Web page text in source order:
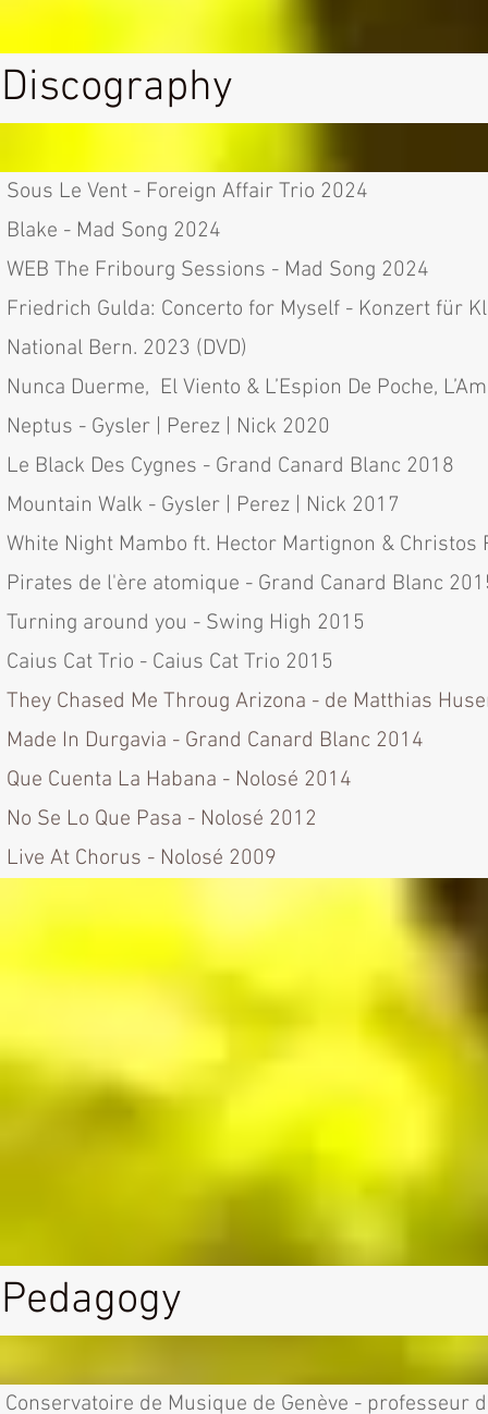
Discography
Sous Le Vent - Foreign Affair Trio 2024
Blake - Mad Song 2024
WEB The Fribourg Sessions - Mad Song 2024
Friedrich Gulda: Concerto for Myself - Konzert für
National Bern. 2023 (DVD)
Nunca Duerme, El Viento & L’Espion De Poche,
Neptus - Gysler | Perez | Nick 2020
Le Black Des Cygnes - Grand Canard Blanc 2018
Mountain Walk - Gysler | Perez | Nick 2017
White Night Mambo ft. Hector Martignon & Christos
Pirates de l'ère atomique - Grand Canard Blanc
Turning around you - Swing High 2015
Caius Cat Trio - Caius Cat Trio 2015
They Chased Me Throug Arizona - de Matthias
Made In Durgavia - Grand Canard Blanc 2014
Que Cuenta La Habana - Nolosé 2014
No Se Lo Que Pasa - Nolosé 2012
Live At Chorus - Nolosé 2009
Pedagogy
Conservatoire de Musique de Genève - professeur